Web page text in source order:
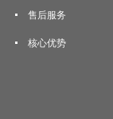
售后服务
核心优势